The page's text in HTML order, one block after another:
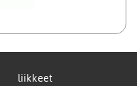
liikkeet